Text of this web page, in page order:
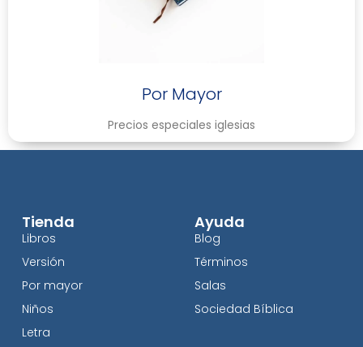
Por Mayor
Precios especiales iglesias
Tienda
Libros
Versión
Por mayor
Niños
Letra
Ayuda
Blog
Términos
Salas
Sociedad Bíblica